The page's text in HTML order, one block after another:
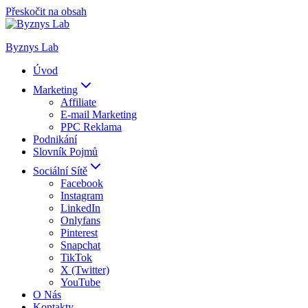
Přeskočit na obsah
Byznys Lab
Úvod
Marketing
Affiliate
E-mail Marketing
PPC Reklama
Podnikání
Slovník Pojmů
Sociální Sítě
Facebook
Instagram
LinkedIn
Onlyfans
Pinterest
Snapchat
TikTok
X (Twitter)
YouTube
O Nás